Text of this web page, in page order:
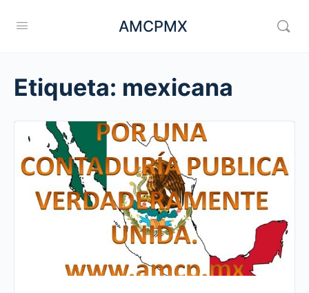
AMCPMX
Etiqueta: mexicana